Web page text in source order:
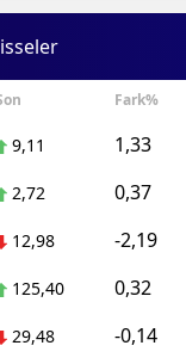
Fark%
9,11 1,33
2,72 0,37
12,98 -2,19
125,40 0,32
29,48 -0,14